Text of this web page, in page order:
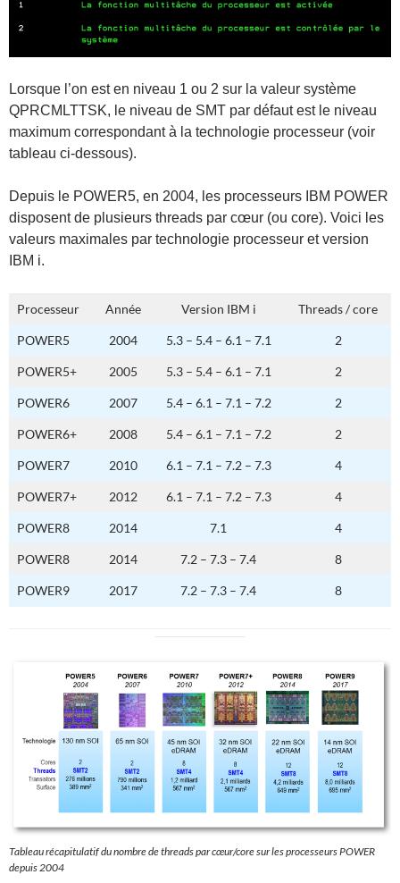
Lorsque l’on est en niveau 1 ou 2 sur la valeur système
QPRCMLTTSK, le niveau de SMT par défaut est le niveau
maximum correspondant à la technologie processeur (voir
tableau ci-dessous).
Depuis le POWER5, en 2004, les processeurs IBM POWER
disposent de plusieurs threads par cœur (ou core). Voici les
valeurs maximales par technologie processeur et version
IBM i.
Processeur Année Version IBM i Threads / core
POWER5 2004 5.3 – 5.4 – 6.1 – 7.1 2
POWER5+ 2005 5.3 – 5.4 – 6.1 – 7.1 2
POWER6 2007 5.4 – 6.1 – 7.1 – 7.2 2
POWER6+ 2008 5.4 – 6.1 – 7.1 – 7.2 2
POWER7 2010 6.1 – 7.1 – 7.2 – 7.3 4
POWER7+ 2012 6.1 – 7.1 – 7.2 – 7.3 4
POWER8 2014 7.1 4
POWER8 2014 7.2 – 7.3 – 7.4 8
POWER9 2017 7.2 – 7.3 – 7.4 8
Tableau récapitulatif du nombre de threads par cœur/core sur les processeurs POWER
depuis 2004